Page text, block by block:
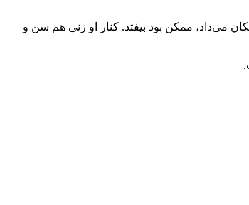
می‌داد، ممکن بود بیفتد. کنار او زنی هم‌‌ سن ‌و